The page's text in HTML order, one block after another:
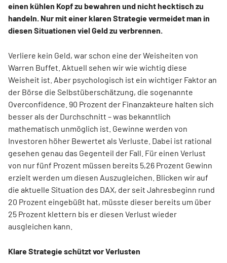
einen kühlen Kopf zu bewahren und nicht hecktisch zu
handeln. Nur mit einer klaren Strategie vermeidet man in
diesen Situationen viel Geld zu verbrennen.
Verliere kein Geld, war schon eine der Weisheiten von
Warren Buffet. Aktuell sehen wir wie wichtig diese
Weisheit ist. Aber psychologisch ist ein wichtiger Faktor an
der Börse die Selbstüberschätzung, die sogenannte
Overconfidence. 90 Prozent der Finanzakteure halten sich
besser als der Durchschnitt – was bekanntlich
mathematisch unmöglich ist. Gewinne werden von
Investoren höher Bewertet als Verluste. Dabei ist rational
gesehen genau das Gegenteil der Fall. Für einen Verlust
von nur fünf Prozent müssen bereits 5,26 Prozent Gewinn
erzielt werden um diesen Auszugleichen. Blicken wir auf
die aktuelle Situation des DAX, der seit Jahresbeginn rund
20 Prozent eingebüßt hat, müsste dieser bereits um über
25 Prozent klettern bis er diesen Verlust wieder
ausgleichen kann.
Klare Strategie schützt vor Verlusten